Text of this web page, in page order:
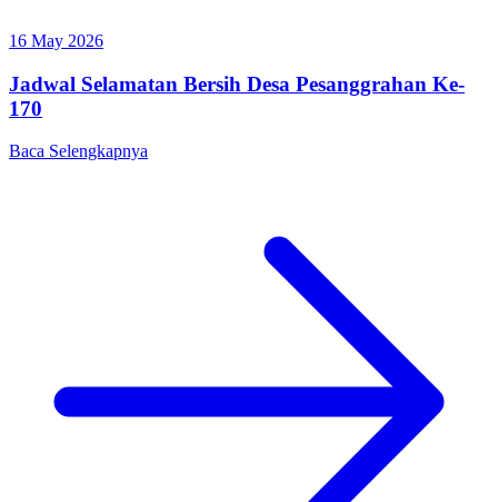
16 May 2026
Jadwal Selamatan Bersih Desa Pesanggrahan Ke-
170
Baca Selengkapnya